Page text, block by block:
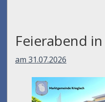
Feierabend
am 31.07.2026